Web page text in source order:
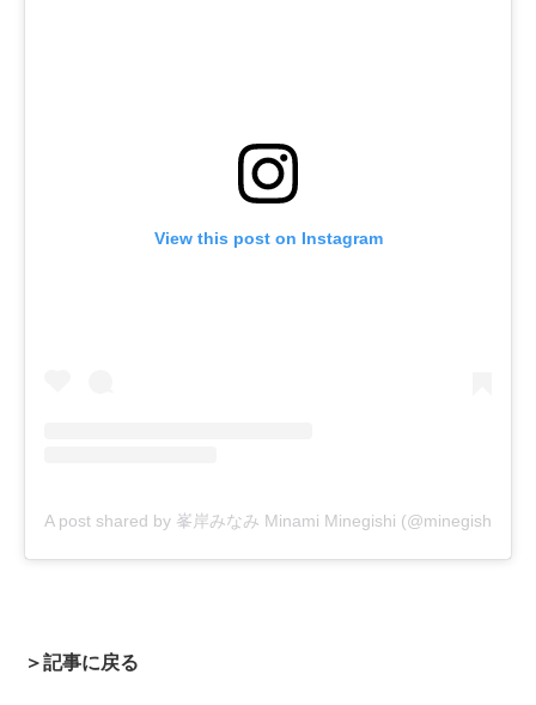
View this post on Instagram
A post shared by 峯岸みなみ Minami Minegishi
＞記事に戻る